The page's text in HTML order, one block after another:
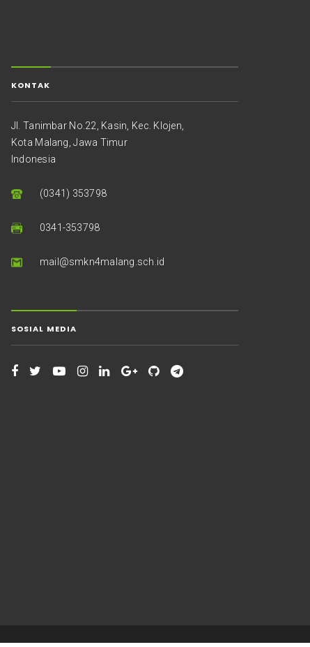
KONTAK
Jl. Tanimbar No.22, Kasin, Kec. Klojen,
Kota Malang, Jawa Timur
Indonesia
(0341) 353798
0341-353798
mail@smkn4malang.sch.id
SOSIAL MEDIA